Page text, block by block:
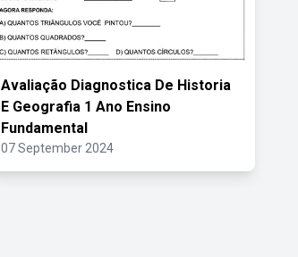
Avaliação Diagnostica De Historia
E Geografia 1 Ano Ensino
Fundamental
07 September 2024